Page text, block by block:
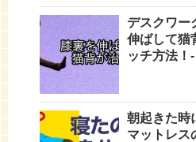
デスクワー
伸ばして猫
ッチ方法！
朝起きた時
マットレス